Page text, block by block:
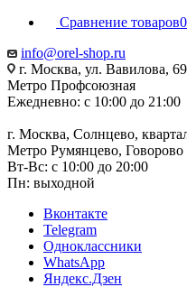
Сравнение товаров0
info@orel-shop.ru
г. Москва, ул. Вавилова,
Метро Профсоюзная
Ежедневно: с 10:00 до 21:00
г. Москва, Солнцево,
Метро Румянцево, Говорово
Вт-Вс: с 10:00 до 20:00
Пн: выходной
Вконтакте
Telegram
Одноклассники
WhatsApp
Яндекс.Дзен